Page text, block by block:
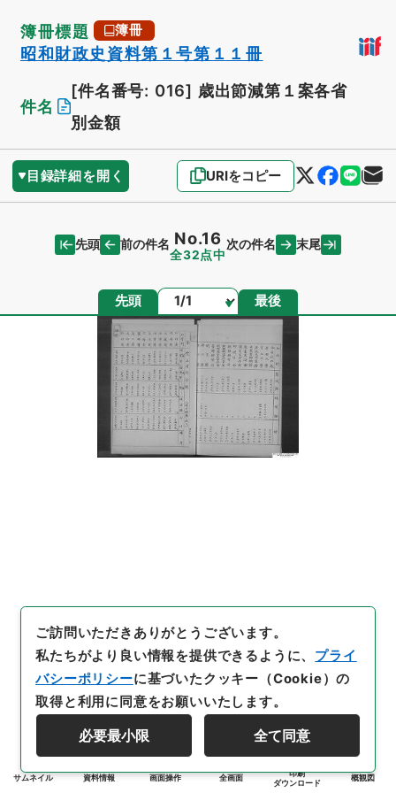
簿冊標題 簿冊
昭和財政史資料第１号第１１冊
件名
[件名番号: 016] 歳出節減第１案各省
別金額
目録詳細を開く URIをコピー
先頭 前の件名 No.16
全32点中
次の件名 末尾
先頭 ページ 最後
サムネイル 資料情報 画面操作 全画面
印刷
ダウンロード
概観図
ご訪問いただきありがとうございます。
私たちがより良い情報を提供できるように、 プライ
バシーポリシーに基づいたクッキー（Cookie）の
取得と利用に同意をお願いいたします。
必要最小限 全て同意